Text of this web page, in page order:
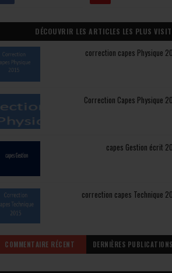
DÉCOUVRIR LES ARTICLES LES PLUS
correction capes Physique
Correction Capes Physique
capes Gestion écrit
correction capes Technique
COMMENTAIRE RÉCENT
DERNIÈRES PUBLICATIONS